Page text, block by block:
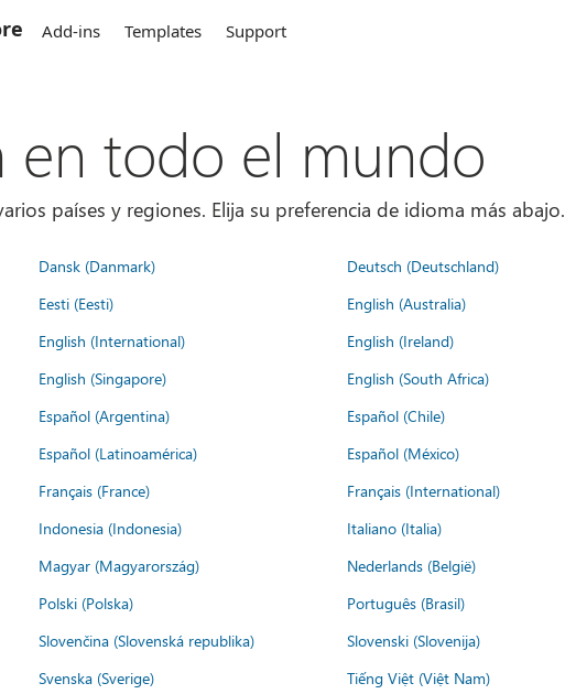
Add-ins Templates Support
en todo el mundo
países y regiones. Elija su preferencia de idioma más abajo.
Dansk (Danmark) Deutsch (Deutschland)
Eesti (Eesti) English (Australia)
English (International) English (Ireland)
English (Singapore) English (South Africa)
Español (Argentina) Español (Chile)
Español (Latinoamérica) Español (México)
Français (France) Français (International)
Indonesia (Indonesia) Italiano (Italia)
Magyar (Magyarország) Nederlands (België)
Polski (Polska) Português (Brasil)
Slovenčina (Slovenská republika) Slovenski (Slovenija)
Svenska (Sverige) Tiếng Việt (Việt Nam)